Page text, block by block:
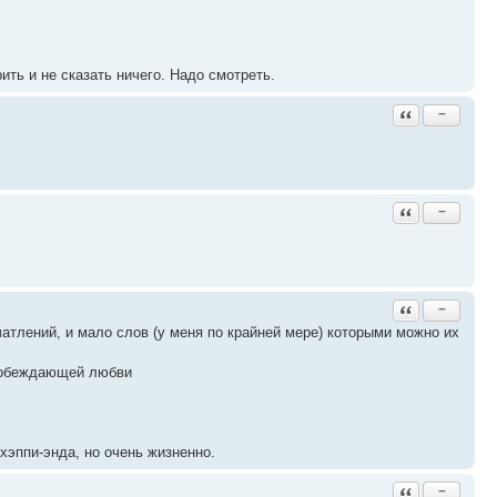
и не сказать ничего. Надо смотреть.
Ответить с
−
Ответить с
−
Ответить с
−
и мало слов (у меня по крайней мере) которыми можно их
любви
энда, но очень жизненно.
Ответить с
−